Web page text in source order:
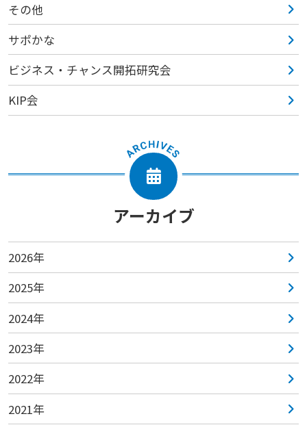
その他
サポかな
ビジネス・チャンス開拓研究会
KIP会
アーカイブ
2026年
2025年
2024年
2023年
2022年
2021年